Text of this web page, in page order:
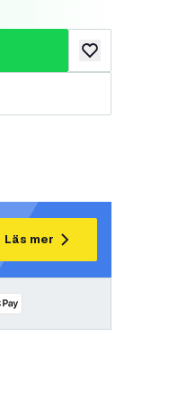
lägg till i
Läs mer